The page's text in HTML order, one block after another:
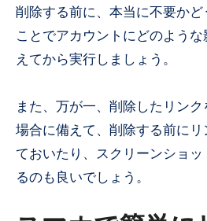
削除する前に、本当に不要か
ことでアカウントにどのよう
えてから実行しましょう。
また、万が一、削除したリン
場合に備えて、削除する前にリ
ておいたり、スクリーンショ
るのも良いでしょう。